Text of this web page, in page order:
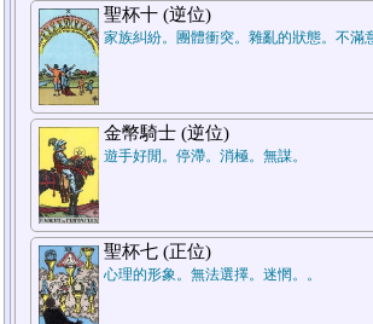
聖杯十 (逆位)
家族糾紛。團體衝突。雜亂的狀態。不滿
金幣騎士 (逆位)
遊手好閒。停滯。消極。無謀。
聖杯七 (正位)
心理的形象。無法選擇。迷惘。。